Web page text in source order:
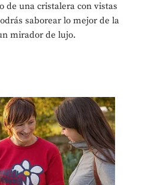
de una cristalera con vistas
saborear lo mejor de la
mirador de lujo.